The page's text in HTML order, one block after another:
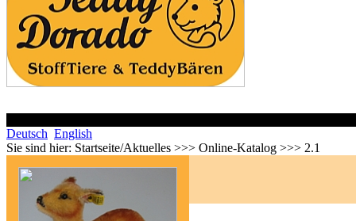
Deutsch English
Sie sind hier: Startseite/Aktuelles >>> Online-Katalog >>> 2.1